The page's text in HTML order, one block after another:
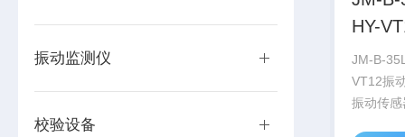
振动监测仪
校验设备
HY-
JM-B-
VT12振
振动传